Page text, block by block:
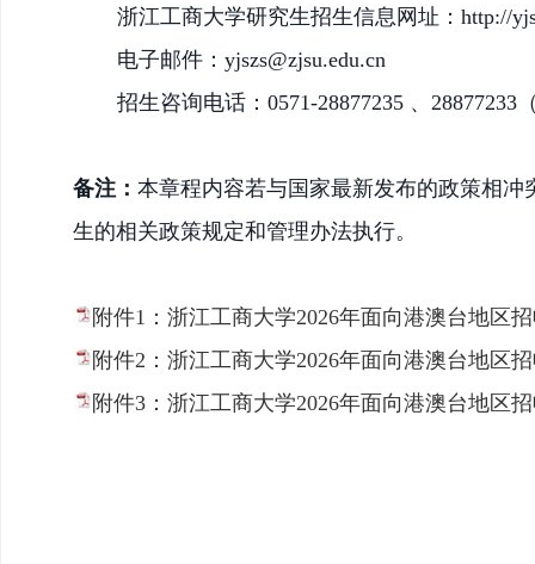
浙江工商大学研究生招生信息网址： http://
电子邮件： yjszs@zjsu.edu.cn
招生咨询电话： 0571-28877235 、28877233
备注： 本章程内容若与国家最新发布的政策相
生的相关政策规定和管理办法执行。
附件1：浙江工商大学2026年面向港澳台地区
附件2：浙江工商大学2026年面向港澳台地区
附件3：浙江工商大学2026年面向港澳台地区